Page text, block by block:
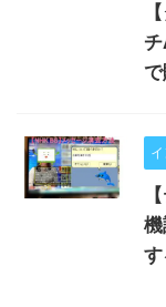
で
す